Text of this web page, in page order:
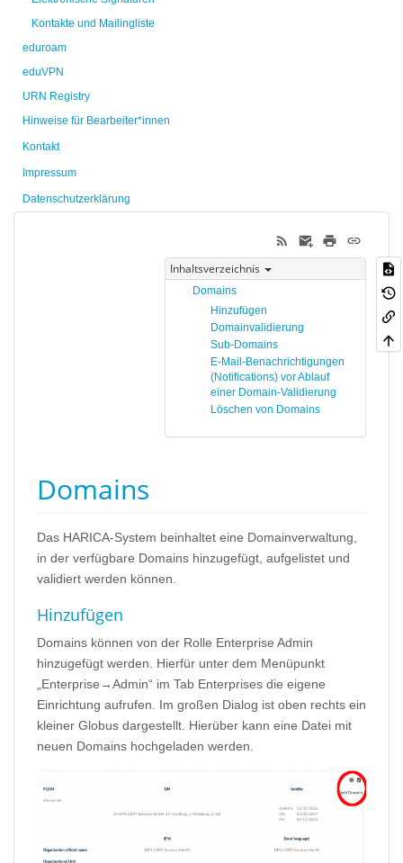
Kontakte und Mailingliste
eduroam
eduVPN
URN Registry
Hinweise für Bearbeiter*innen
Kontakt
Impressum
Datenschutzerklärung
Inhaltsverzeichnis
Domains
Hinzufügen
Domainvalidierung
Sub-Domains
E-Mail-Benachrichtigungen
(Notifications) vor Ablauf
einer Domain-Validierung
Löschen von Domains
Domains
Das HARICA-System beinhaltet eine Domainverwaltung,
in der verfügbare Domains hinzugefügt, aufgelistet und
validiert werden können.
Hinzufügen
Domains können von der Rolle Enterprise Admin
hinzugefügt werden. Hierfür unter dem Menüpunkt
„Enterprise→Admin“ im Tab Enterprises die eigene
Einrichtung aufrufen. Im großen Dialog ist oben rechts ein
kleiner Globus dargestellt. Hierüber kann eine Datei mit
neuen Domains hochgeladen werden.